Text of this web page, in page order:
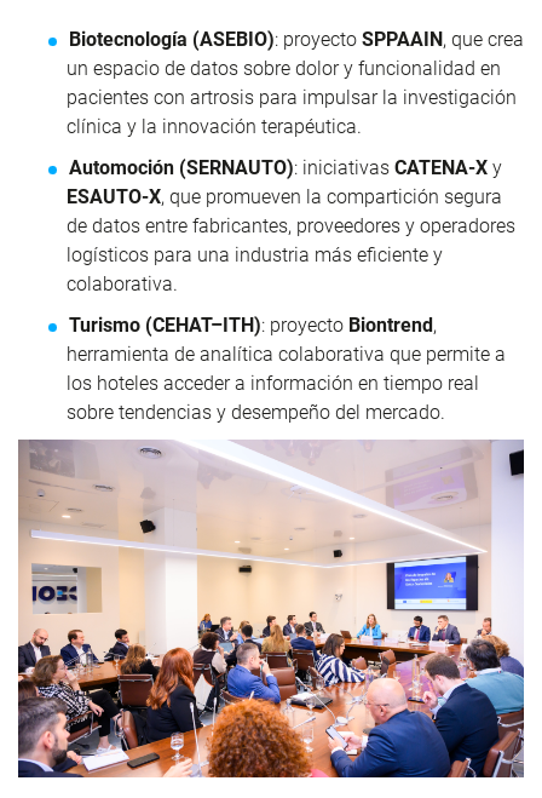
Biotecnología (ASEBIO): proyecto SPPAAIN , que crea
un espacio de datos sobre dolor y funcionalidad en
pacientes con artrosis para impulsar la investigación
clínica y la innovación terapéutica.
Automoción (SERNAUTO): iniciativas CATENA-X y
ESAUTO-X, que promueven la compartición segura
de datos entre fabricantes, proveedores y operadores
logísticos para una industria más eficiente y
colaborativa.
Turismo (CEHAT–ITH): proyecto Biontrend ,
herramienta de analítica colaborativa que permite a
los hoteles acceder a información en tiempo real
sobre tendencias y desempeño del mercado.